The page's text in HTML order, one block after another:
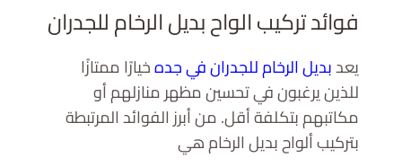
فوائد تركيب الواح بديل الرخام للجدران
يعدبديل الرخام للجدران في جدهخيارًا ممتازًا
للذين يرغبون في تحسين مظهر منازلهم أو
مكاتبهم بتكلفة أقل. من أبرز الفوائد المرتبطة
بتركيب ألواح بديل الرخام هي